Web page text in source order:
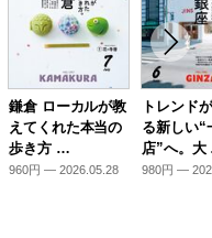
鎌倉 ローカルが教
えてくれた本当の
歩き方 …
960円 — 2026.05.28
トレンド
る新しい“
店”へ。
980円 —